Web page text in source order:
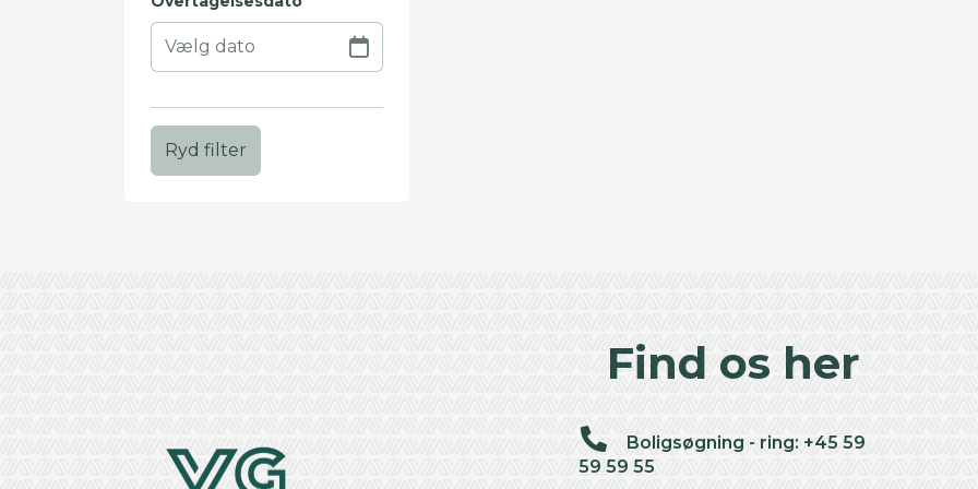
Ryd filter
Find os her
Boligsøgning - ring: +45 59
59 59 55